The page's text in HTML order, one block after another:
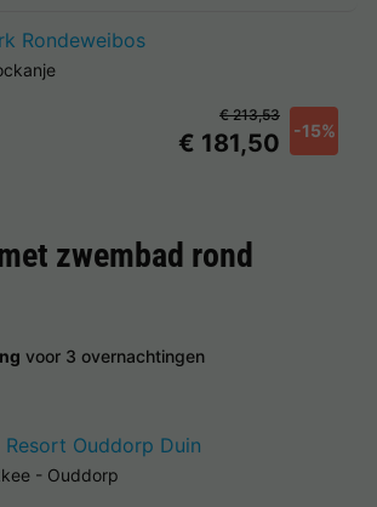
Rondeweibos
€ 181,50 -15%
€ 213,53
zwembad rond
voor 3 overnachtingen
Ouddorp Duin
- Ouddorp